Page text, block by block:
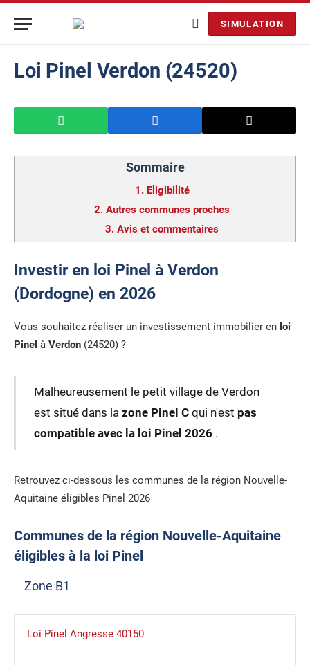
SIMULATION
Loi Pinel Verdon (24520)
Sommaire
1. Eligibilité
2. Autres communes proches
3. Avis et commentaires
Investir en loi Pinel à Verdon
(Dordogne) en 2026
Vous souhaitez réaliser un investissement immobilier en loi
Pinel à Verdon (24520) ?
Malheureusement le petit village de Verdon
est situé dans la zone Pinel Cqui n'est pas
compatible avec la loi Pinel 2026 .
Retrouvez ci-dessous les communes de la région Nouvelle-
Aquitaine éligibles Pinel 2026
Communes de la région Nouvelle-Aquitaine
éligibles à la loi Pinel
Zone B1
Loi Pinel Angresse 40150